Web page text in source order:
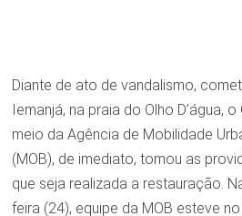
Diante de ato de vandalismo,
Iemanjá, na praia do Olho D’água,
meio da Agência de Mobilidade
(MOB), de imediato, tomou as
que seja realizada a restauração.
feira (24), equipe da MOB esteve